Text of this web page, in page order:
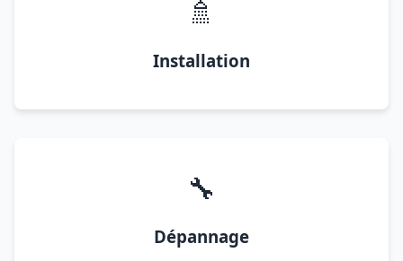
🚿
Installation
🔧
Dépannage